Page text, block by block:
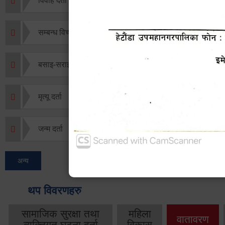
सम्बन्ध विच्छेद दर्ता
बसाइ-सराई जाने/आउने दर्ता
मृत्यू दर्ता
जन्म दर्ता
अन्य
थप विवरणहरु
सामाजिक सुरक्षा तथा
महिला
वातावरण